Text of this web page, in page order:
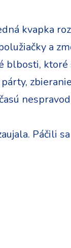
kvapka
a
blbosti,
Páčili